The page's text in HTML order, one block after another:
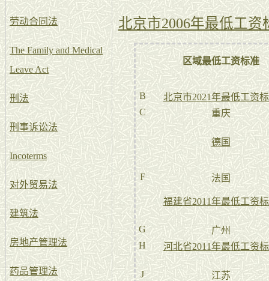
劳动合同法
The Family and Medical
Leave Act
刑法
刑事诉讼法
Incoterms
对外贸易法
建筑法
房地产管理法
药品管理法
北京市2006年最低工资
区域最低工资标准
B
北京市2021年最低工资
C
重庆
德国
F 法国
福建省2011年最低工资
G
广州
H
河北省2011年最低工资
J
江苏